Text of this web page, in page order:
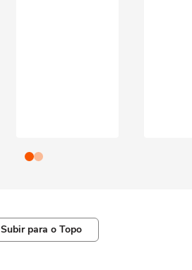
Subir para o Topo